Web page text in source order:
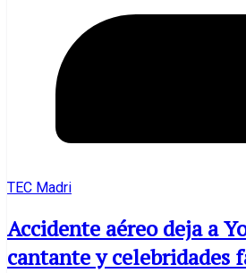
TEC Madri
Accidente aéreo deja a
cantante y celebridades